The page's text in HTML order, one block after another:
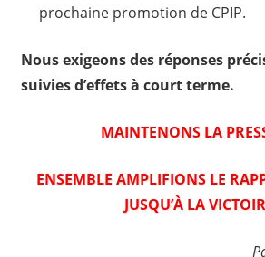
prochaine promotion de CPIP.
Nous exigeons des réponses
suivies d’effets à court terme.
MAINTENONS LA
ENSEMBLE AMPLIFIONS LE
JUSQU’À LA